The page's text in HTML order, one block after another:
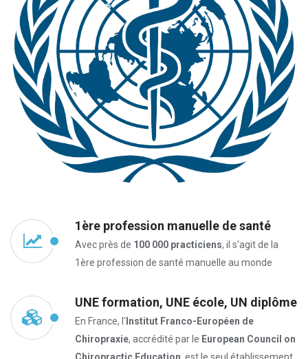
1ère profession manuelle de santé
Avec près de 100 000 practiciens, il s'agit de la
1ère profession de santé manuelle au monde
UNE formation, UNE école, UN diplôme
En France, l' Institut Franco-Européen de
Chiropraxie, accrédité par le European Council on